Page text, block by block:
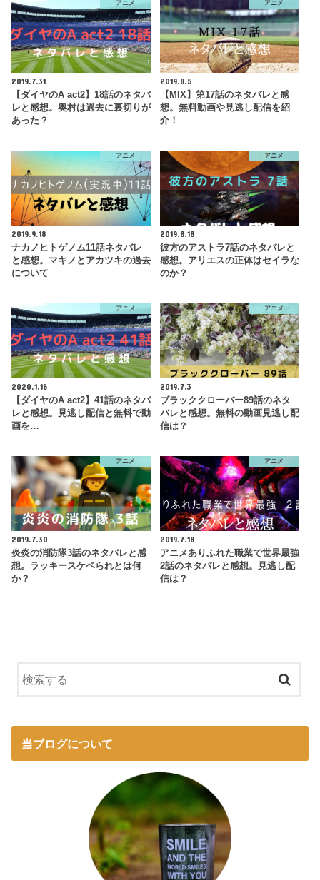
アニメ
2019.7.31
【ダイヤのA act2】18話のネタバ
レと感想。奥村は過去に裏切りが
あった？
アニメ
2019.8.5
【MIX】第17話のネタバレと感
想。無料動画や見逃し配信を紹
介！
アニメ
2019.9.18
ナカノヒトゲノム11話ネタバレ
と感想。マキノとアカツキの過去
について
アニメ
2019.8.18
彼方のアストラ7話のネタバレと
感想。アリエスの正体はセイラな
のか？
アニメ
2020.1.16
【ダイヤのA act2】41話のネタバ
レと感想。見逃し配信と無料で動
画を…
アニメ
2019.7.3
ブラッククローバー89話のネタ
バレと感想。無料の動画見逃し配
信は？
アニメ
2019.7.30
炎炎の消防隊3話のネタバレと感
想。ラッキースケベられとは何
か？
アニメ
2019.7.18
アニメありふれた職業で世界最強
2話のネタバレと感想。見逃し配
信は？
当ブログについて